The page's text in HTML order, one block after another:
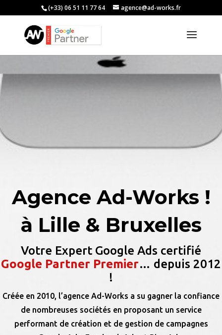
(+33) 06 51 11 77 64 agence@ad-works.fr
Agence Ad-Works !
à Lille & Bruxelles
Votre Expert Google Ads certifié
Google Partner Premier… depuis 2012
!
Créée en 2010, l’agence Ad-Works a su gagner la confiance
de nombreuses sociétés en proposant un service
performant de création et de gestion de campagnes